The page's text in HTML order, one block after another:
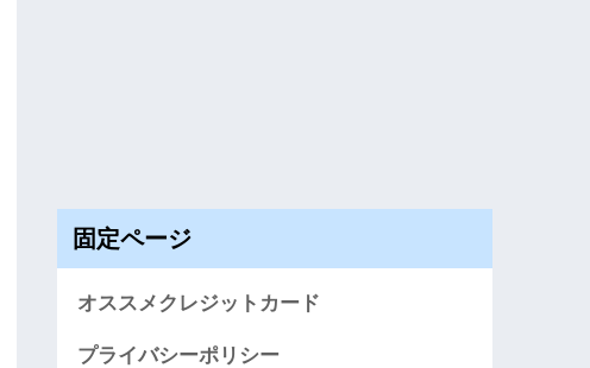
固定ページ
オススメクレジットカード
プライバシーポリシー